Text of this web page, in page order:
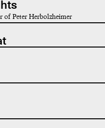
Peter Herbolzheimer